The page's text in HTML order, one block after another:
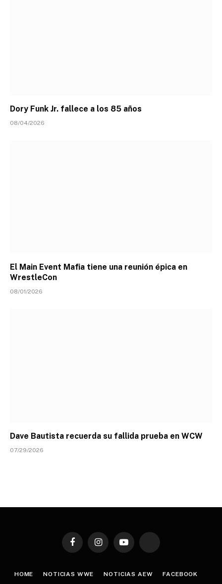
Dory Funk Jr. fallece a los 85 años
08/04/2026
El Main Event Mafia tiene una reunión épica en
WrestleCon
08/01/2026
Dave Bautista recuerda su fallida prueba en WCW
07/29/2026
FacebookInstagramYouTube TikTok
HOME NOTICIAS WWE NOTICIAS AEW FACEBOOK